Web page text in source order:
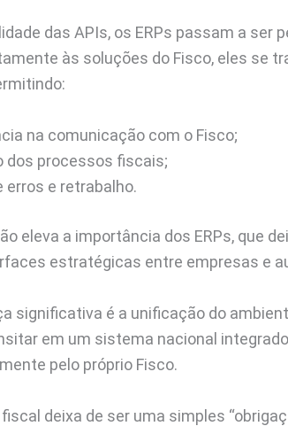
das APIs, os ERPs passam a
às soluções do Fisco, eles se
na comunicação com o Fisco;
dos processos fiscais;
erros e retrabalho.
eleva a importância dos ERPs, que
estratégicas entre empresas e
significativa é a unificação do
em um sistema nacional
pelo próprio Fisco.
deixa de ser uma simples